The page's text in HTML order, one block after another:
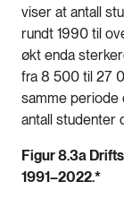
viser at antall
rundt 1990 til
økt enda
fra 8 500 til 27
samme periode
antall studenter
Figur 8.3a
1991–2022.*